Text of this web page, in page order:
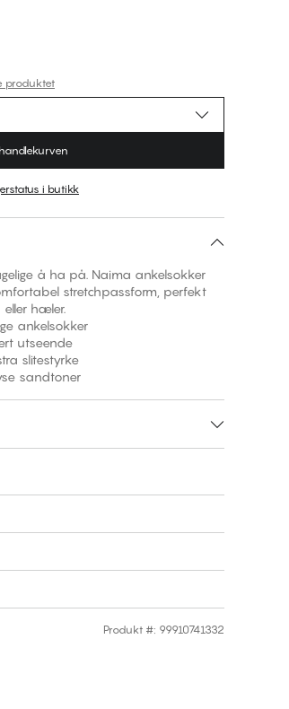
produktet
i butikk
å ha på. Naima ankelsokker
stretchpassform, perfekt
hæler.
ankelsokker
utseende
slitestyrke
sandtoner
Produkt #: 99910741332